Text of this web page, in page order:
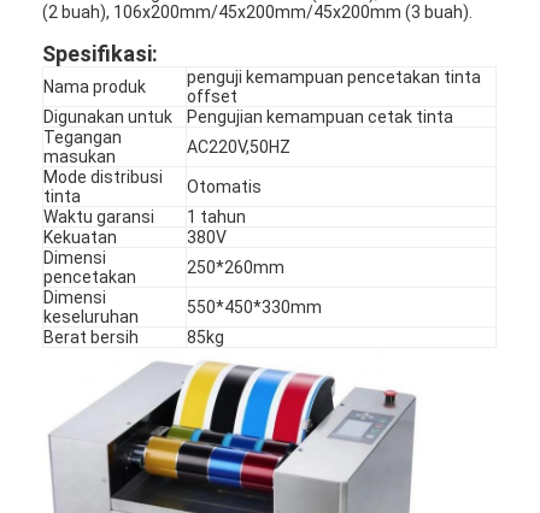
Produk
Video
(2 buah), 106x200mm/45x200mm/45x200mm (3 buah).
Spesifikasi:
Nama produk
penguji kemampuan pencetakan tinta
offset
Digunakan untuk
Pengujian kemampuan cetak tinta
Tegangan
masukan
AC220V,50HZ
Mode distribusi
tinta
Otomatis
Waktu garansi
1 tahun
Kekuatan
380V
Dimensi
pencetakan
250*260mm
Dimensi
keseluruhan
550*450*330mm
Berat bersih
85kg